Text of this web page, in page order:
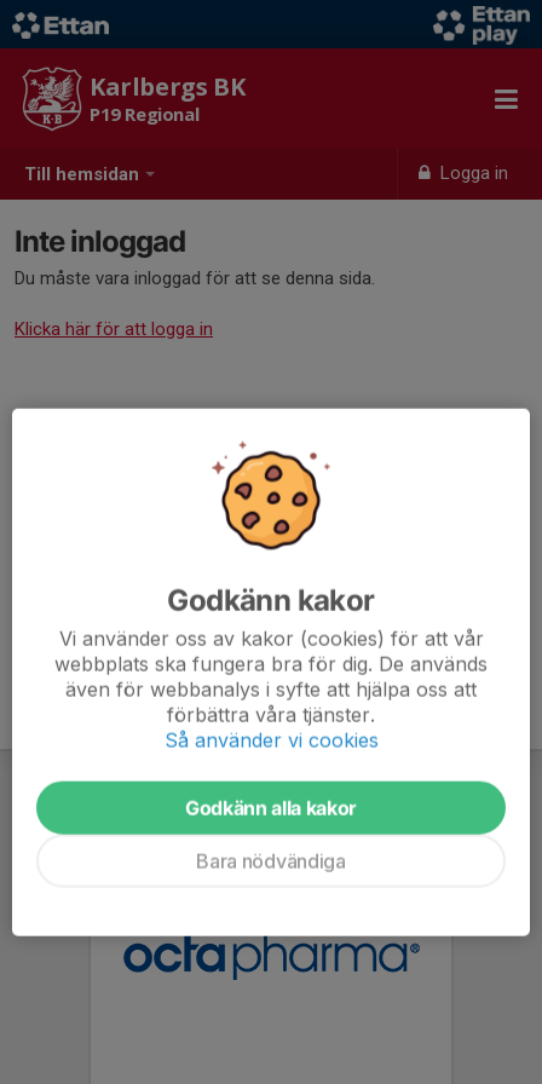
Till hemsidan Logga in
Karlbergs BK
P19 Regional
Inte inloggad
Du måste vara inloggad för att se denna sida.
Klicka här för att logga in
Godkänn kakor
Vi använder oss av kakor (cookies) för att vår
webbplats ska fungera bra för dig. De används
även för webbanalys i syfte att hjälpa oss att
förbättra våra tjänster.
Så använder vi cookies
Godkänn alla kakor
Bara nödvändiga